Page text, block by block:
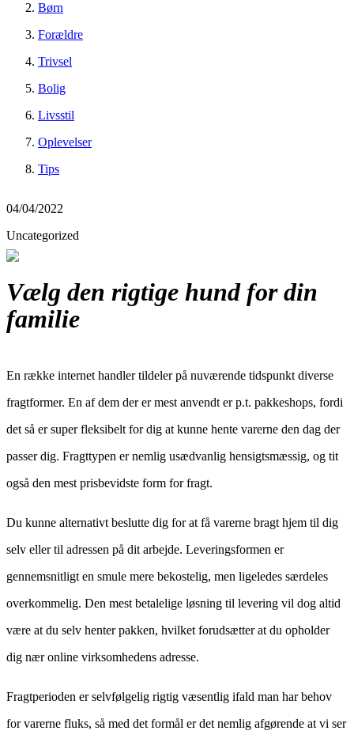
Børn
Forældre
Trivsel
Bolig
Livsstil
Oplevelser
Tips
04/04/2022
Uncategorized
Vælg den rigtige hund for din
familie
En række internet handler tildeler på nuværende tidspunkt diverse
fragtformer. En af dem der er mest anvendt er p.t. pakkeshops, fordi
det så er super fleksibelt for dig at kunne hente varerne den dag der
passer dig. Fragttypen er nemlig usædvanlig hensigtsmæssig, og tit
også den mest prisbevidste form for fragt.
Du kunne alternativt beslutte dig for at få varerne bragt hjem til dig
selv eller til adressen på dit arbejde. Leveringsformen er
gennemsnitligt en smule mere bekostelig, men ligeledes særdeles
overkommelig. Den mest betalelige løsning til levering vil dog altid
være at du selv henter pakken, hvilket forudsætter at du opholder
dig nær online virksomhedens adresse.
Fragtperioden er selvfølgelig rigtig væsentlig ifald man har behov
for varerne fluks, så med det formål er det nemlig afgørende at vi ser